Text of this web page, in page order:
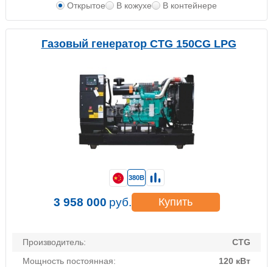
Открытое В кожухе В контейнере
Газовый генератор CTG 150CG LPG
Производитель:
CTG
Мощность постоянная:
120 кВт
380В
3 958 000 руб. Купить